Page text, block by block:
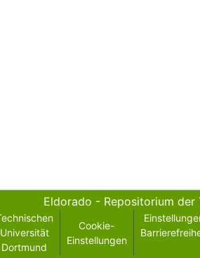
Eldorado - Repositorium der
Universität
Dortmund
Cookie-
Einstellungen